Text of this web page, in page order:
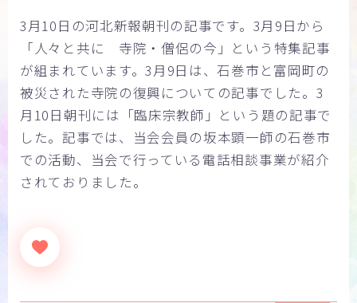
3月10日の河北新報朝刊の記事です。3月9日から
「人々と共に 寺院・僧侶の今」という特集記事
が組まれています。3月9日は、石巻市と富岡町の
被災された寺院の復興についての記事でした。3
月10日朝刊には「臨床宗教師」という題の記事で
した。記事では、当会会員の坂本顕一師の石巻市
での活動、当会で行っている電話相談事業が紹介
されておりました。